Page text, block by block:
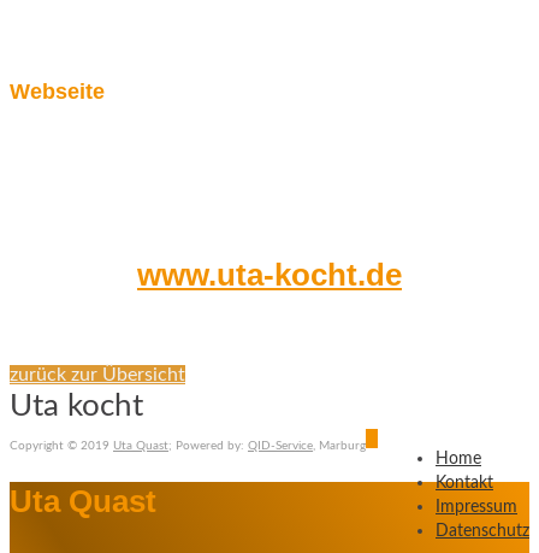
Webseite
www.uta-kocht.de
zurück zur Übersicht
Uta kocht
Copyright © 2019 Uta Quast; Powered by: QID-Service , Marburg
Home
Kontakt
Impressum
Datenschutz
Uta Quast